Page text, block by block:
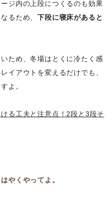
ジ内の上段につくるのも効果
るため、下段に寝床があると
ため、冬場はとくに冷たく感
イアウトを変えるだけでも、
よ。
る工夫と注意点！2段と3段そ
やくやってよ。